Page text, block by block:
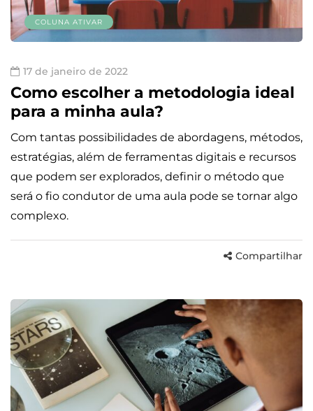
COLUNA ATIVAR
17 de janeiro de 2022
Como escolher a metodologia ideal
para a minha aula?
Com tantas possibilidades de abordagens, métodos,
estratégias, além de ferramentas digitais e recursos
que podem ser explorados, definir o método que
será o fio condutor de uma aula pode se tornar algo
complexo.
Compartilhar